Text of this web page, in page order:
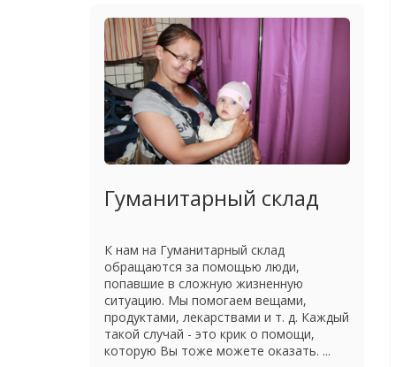
Гуманитарный склад
К нам на Гуманитарный склад
обращаются за помощью люди,
попавшие в сложную жизненную
ситуацию. Мы помогаем вещами,
продуктами, лекарствами и т. д. Каждый
такой случай - это крик о помощи,
которую Вы тоже можете оказать. ...